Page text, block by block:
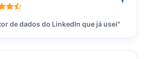
de dados do LinkedIn que já usei"